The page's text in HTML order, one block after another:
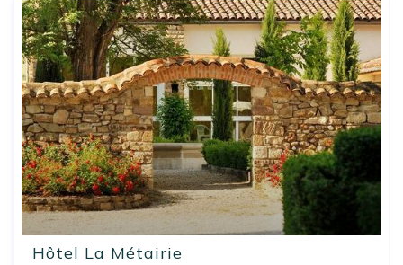
Hôtel La Métairie